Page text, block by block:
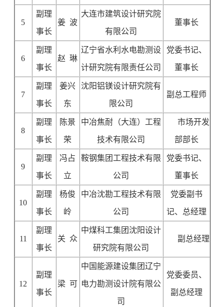
5
副理
事长
姜 波
大连市建筑设计研究院
有限公司
董事长
6
副理
事长
赵 琳
辽宁省水利水电勘测设
计研究院有限责任公司
党委书记、
董事长
7
副理
事长
姜兴
东
沈阳铝镁设计研究院有
限公司
副总工程师
8
副理
事长
陈景
荣
中冶焦耐（大连）工程
技术有限公司
市场开发
部部长
9
副理
事长
冯占
立
鞍钢集团工程技术有限
公司
党委书记、
董事长
10
副理
事长
杨俊
岭
中冶沈勘工程技术有限
公司
党委副书
记、总经理
11
副理
事长
关 众
中煤科工集团沈阳设计
研究院有限公司
副总经理
12
副理
事长
梁 可
中国能源建设集团辽宁
电力勘测设计院有限公
司
党委委员、
副总经理